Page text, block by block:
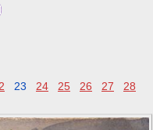
23 24 25 26 27
28